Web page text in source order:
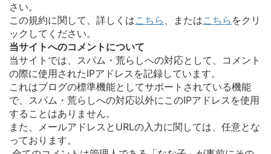
さい。
この規約に関して、詳しくはこちら 、またはこちら をクリ
ックしてください。
当サイトへのコメントについて
当サイトでは、スパム・荒らしへの対応として、コメント
の際に使用されたIPアドレスを記録しています。
これはブログの標準機能としてサポートされている機能
で、スパム・荒らしへの対応以外にこのIPアドレスを使用
することはありません。
また、メールアドレスとURLの入力に関しては、任意とな
っております。